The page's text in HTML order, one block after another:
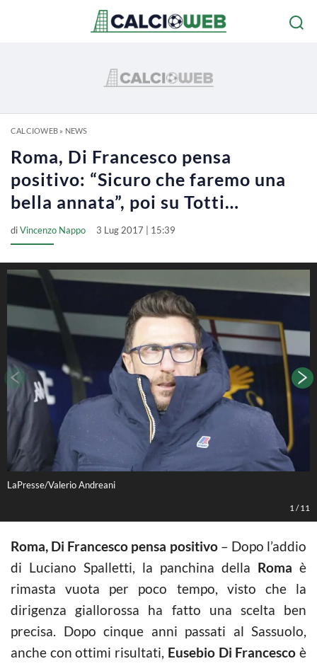
CALCIOWEB» NEWS
Roma, Di Francesco pensa
positivo: “Sicuro che faremo una
bella annata”, poi su Totti…
diVincenzo Nappo 3 Lug 2017 | 15:39
LaPresse/Valerio Andreani
1 /11
Roma, Di Francesco pensa positivo– Dopo l’addio
di Luciano Spalletti, la panchina della Roma è
rimasta vuota per poco tempo, visto che la
dirigenza giallorossa ha fatto una scelta ben
precisa. Dopo cinque anni passati al Sassuolo,
anche con ottimi risultati, Eusebio Di Francesco è